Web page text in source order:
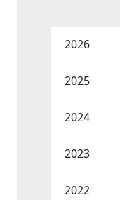
2026
2025
2024
2023
2022